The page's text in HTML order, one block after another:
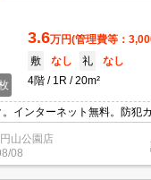
3.6万円(管理費等：
敷
なし 礼
なし
4階
1R 20m²
インターネット無料。防犯
ー対応。BS。CS受信可。
・家電付。敷金なし。礼金
可。
山公園店
08